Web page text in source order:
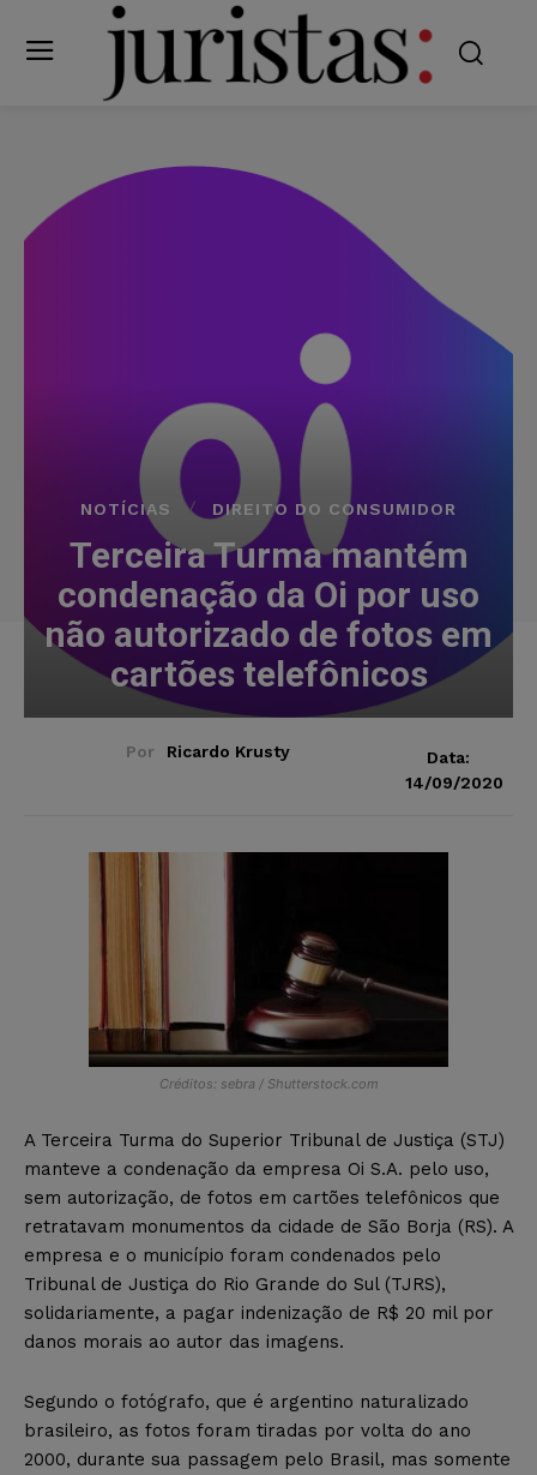
NOTÍCIAS DIREITO DO CONSUMIDOR
Terceira Turma mantém
condenação da Oi por uso
não autorizado de fotos em
cartões telefônicos
Por Ricardo Krusty
Data:
14/09/2020
Créditos: sebra / Shutterstock.com
​A Terceira Turma do Superior Tribunal de Justiça (STJ)
manteve a condenação da empresa Oi S.A. pelo uso,
sem autorização, de fotos em cartões telefônicos que
retratavam monumentos da cidade de São Borja (RS). A
empresa e o município foram condenados pelo
Tribunal de Justiça do Rio Grande do Sul (TJRS),
solidariamente, a pagar indenização de R$ 20 mil por
danos morais ao autor das imagens.
Segundo o fotógrafo, que é argentino naturalizado
brasileiro, as fotos foram tiradas por volta do ano
2000, durante sua passagem pelo Brasil, mas somente